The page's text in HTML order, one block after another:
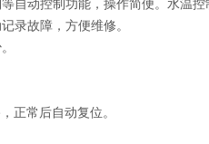
自动控制功能，操作简便。水温
录故障，方便维修。
正常后自动复位。